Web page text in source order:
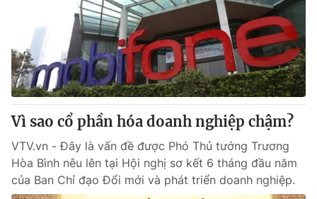
Vì sao cổ phần hóa doanh nghiệp chậm?
VTV.vn - Đây là vấn đề được Phó Thủ tướng Trương
Hòa Bình nêu lên tại Hội nghị sơ kết 6 tháng đầu năm
của Ban Chỉ đạo Đổi mới và phát triển doanh nghiệp.